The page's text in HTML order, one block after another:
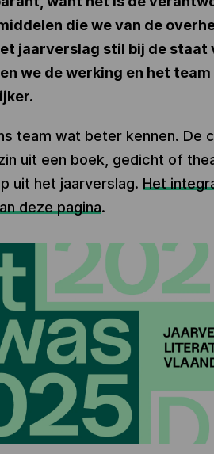
die we van de
jaarverslag stil bij de staat
we de werking en het team
team wat beter kennen. De
uit een boek, gedicht of
uit het jaarverslag. Het
deze pagina.